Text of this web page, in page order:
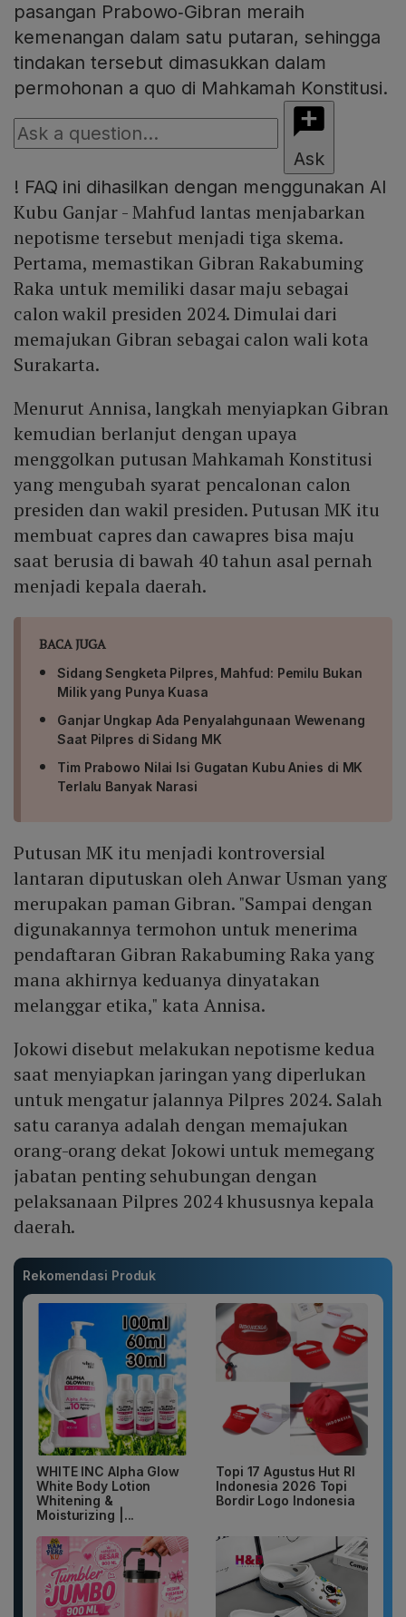
pasangan Prabowo‑Gibran meraih
kemenangan dalam satu putaran, sehingga
tindakan tersebut dimasukkan dalam
permohonan a quo di Mahkamah Konstitusi.
Ask
! FAQ ini dihasilkan dengan menggunakan AI
Kubu Ganjar - Mahfud lantas menjabarkan
nepotisme tersebut menjadi tiga skema.
Pertama, memastikan Gibran Rakabuming
Raka untuk memiliki dasar maju sebagai
calon wakil presiden 2024. Dimulai dari
memajukan Gibran sebagai calon wali kota
Surakarta.
Menurut Annisa, langkah menyiapkan Gibran
kemudian berlanjut dengan upaya
menggolkan putusan Mahkamah Konstitusi
yang mengubah syarat pencalonan calon
presiden dan wakil presiden. Putusan MK itu
membuat capres dan cawapres bisa maju
saat berusia di bawah 40 tahun asal pernah
menjadi kepala daerah.
BACA JUGA
Sidang Sengketa Pilpres, Mahfud: Pemilu Bukan
Milik yang Punya Kuasa
Ganjar Ungkap Ada Penyalahgunaan Wewenang
Saat Pilpres di Sidang MK
Tim Prabowo Nilai Isi Gugatan Kubu Anies di MK
Terlalu Banyak Narasi
Putusan MK itu menjadi kontroversial
lantaran diputuskan oleh Anwar Usman yang
merupakan paman Gibran. "Sampai dengan
digunakannya termohon untuk menerima
pendaftaran Gibran Rakabuming Raka yang
mana akhirnya keduanya dinyatakan
melanggar etika," kata Annisa.
Jokowi disebut melakukan nepotisme kedua
saat menyiapkan jaringan yang diperlukan
untuk mengatur jalannya Pilpres 2024. Salah
satu caranya adalah dengan memajukan
orang-orang dekat Jokowi untuk memegang
jabatan penting sehubungan dengan
pelaksanaan Pilpres 2024 khususnya kepala
daerah.
Rekomendasi Produk
WHITE INC Alpha Glow
White Body Lotion
Whitening &
Moisturizing |...
Topi 17 Agustus Hut RI
Indonesia 2026 Topi
Bordir Logo Indonesia